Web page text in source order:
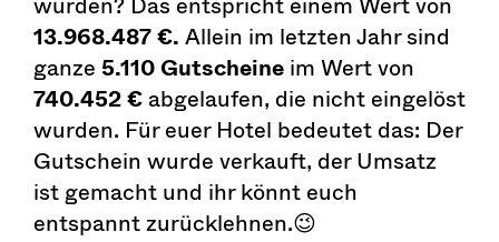
13.968.487 €.Allein im letzten Jahr sind
ganze 5.110 Gutscheineim Wert von
740.452 €abgelaufen, die nicht eingelöst
wurden. Für euer Hotel bedeutet das: Der
Gutschein wurde verkauft, der Umsatz
ist gemacht und ihr könnt euch
entspannt zurücklehnen.😉